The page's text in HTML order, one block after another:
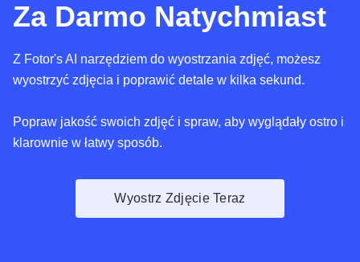
Za Darmo Natychmiast
Z Fotor's AI narzędziem do wyostrzania zdjęć, możesz
wyostrzyć zdjęcia i poprawić detale w kilka sekund.
Popraw jakość swoich zdjęć i spraw, aby wyglądały ostro i
klarownie w łatwy sposób.
Wyostrz Zdjęcie Teraz